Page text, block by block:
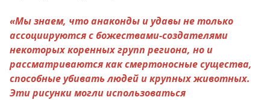
«Мы знаем, что анаконды и удавы не только
ассоциируются с божествами-создателями
некоторых коренных групп региона, но и
рассматриваются как смертоносные существа,
способные убивать людей и крупных животных.
Эти рисунки могли использоваться